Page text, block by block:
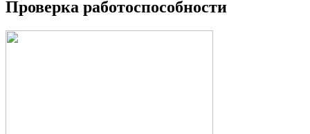
Проверка работоспособности